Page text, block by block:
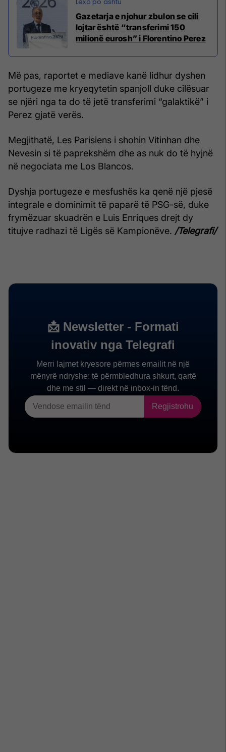
Gazetarja e njohur zbulon se cili
lojtar është “transferimi 150
milionë eurosh” i Florentino Perez
Më pas, raportet e mediave kanë lidhur dyshen
portugeze me kryeqytetin spanjoll duke cilësuar
se njëri nga ta do të jetë transferimi “galaktikë” i
Perez gjatë verës.
Megjithatë, Les Parisiens i shohin Vitinhan dhe
Nevesin si të paprekshëm dhe as nuk do të hyjnë
në negociata me Los Blancos.
Dyshja portugeze e mesfushës ka qenë një pjesë
integrale e dominimit të paparë të PSG-së, duke
frymëzuar skuadrën e Luis Enriques drejt dy
titujve radhazi të Ligës së Kampionëve. /Telegrafi/